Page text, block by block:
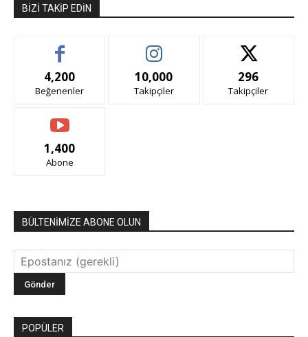
BIZI TAKIP EDIN
4,200
Beğenenler
10,000
Takipçiler
296
Takipçiler
1,400
Abone
BÜLTENİMİZE ABONE OLUN
POPÜLER